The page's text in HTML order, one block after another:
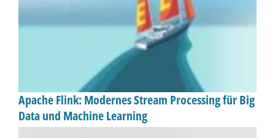
Apache Flink: Modernes Stream Processing für Big
Data und Machine Learning